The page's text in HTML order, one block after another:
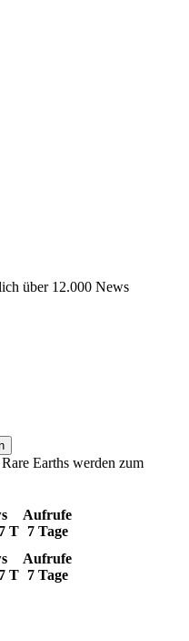
über 12.000 News
Earths werden zum
T
Aufrufe
7 Tage
T
Aufrufe
7 Tage